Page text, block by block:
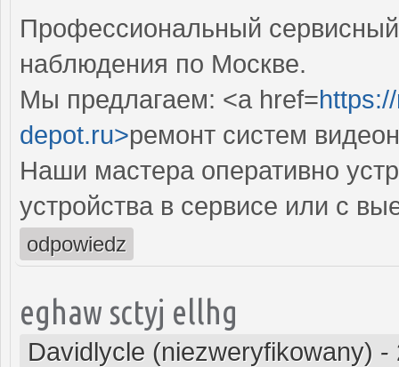
Профессиональный
наблюдения по Москве.
Мы предлагаем: <a href=
depot.ru>ремонт систем
Наши мастера оперативно
устройства в сервисе или с
odpowiedz
eghaw sctyj ellhg
Davidlycle (niezweryfikowany) -